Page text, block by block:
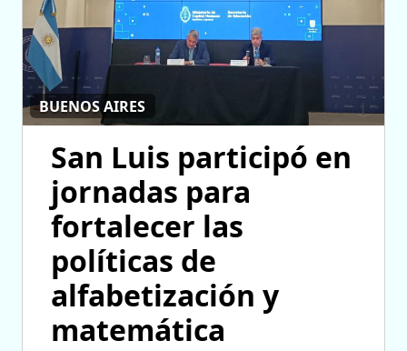
BUENOS AIRES
San Luis participó en
jornadas para
fortalecer las
políticas de
alfabetización y
matemática